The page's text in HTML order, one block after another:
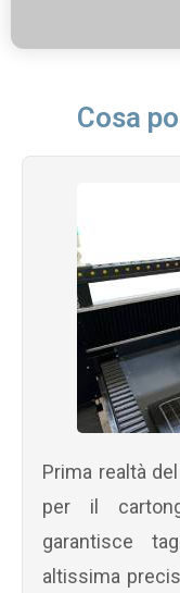
Cosa
Prima realtà
per il
garantisce
altissima